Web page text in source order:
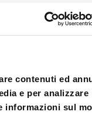
contenuti ed
e per analizzare
informazioni sul
al carrello